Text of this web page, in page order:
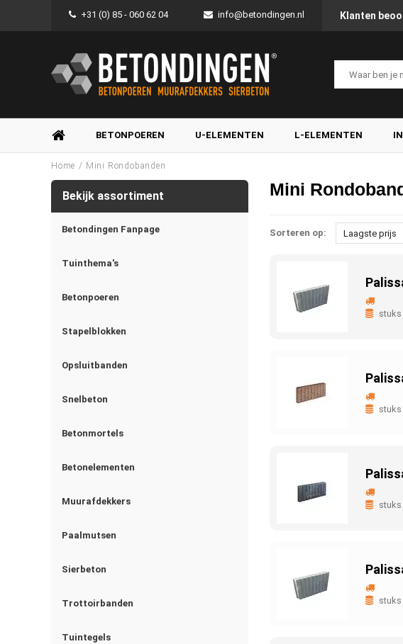
+31 (0) 85 - 060 62 04 info@betondingen.nl Klanten
BETONPOEREN U-ELEMENTEN L-ELEMENTEN
Home / Mini Rondobanden
Bekijk assortiment
Betondingen Fanpage
Tuinthema's
Betonpoeren
Stapelblokken
Opsluitbanden
Snelbeton
Betonmortels
Betonelementen
Muurafdekkers
Paalmutsen
Sierbeton
Trottoirbanden
Tuintegels
Mini
Sorteren op: Laagste prijs